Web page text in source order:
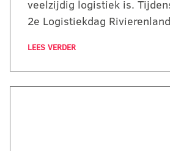
veelzijdig logistiek is.
2e Logistiekdag
LEES VERDER